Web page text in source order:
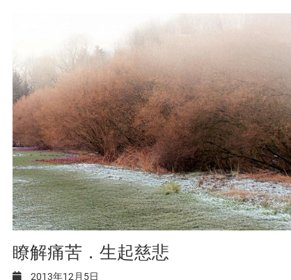
瞭解痛苦．生起慈悲
2013年12月5日